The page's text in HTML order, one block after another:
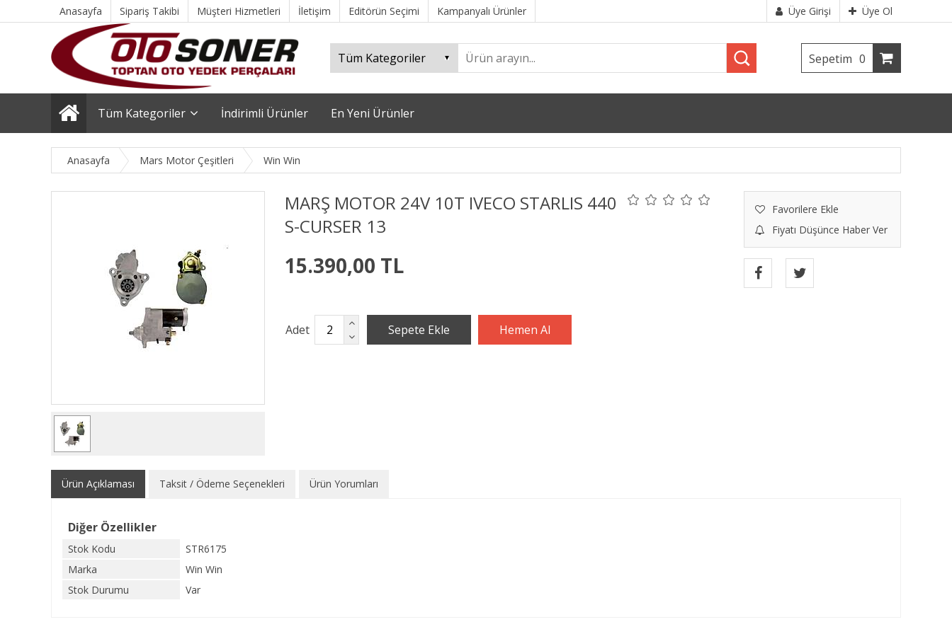
Anasayfa Sipariş Takibi Müşteri Hizmetleri İletişim Editörün Seçimi Kampanyalı Ürünler Üye Girişi Üye Ol
Sepetim 0
Tüm Kategoriler İndirimli Ürünler En Yeni Ürünler
Anasayfa Mars Motor Çeşitleri Win Win
MARŞ MOTOR 24V 10T IVECO STARLIS 440
S-CURSER 13
Favorilere Ekle
Fiyatı Düşünce Haber Ver
15.390,00 TL
Adet
Ürün Açıklaması Taksit / Ödeme Seçenekleri Ürün Yorumları
Diğer Özellikler
Stok Kodu
STR6175
Marka
Win Win
Stok Durumu
Var